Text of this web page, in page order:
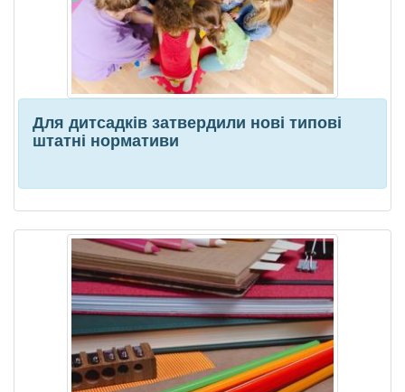
Для дитсадків затвердили нові типові
штатні нормативи